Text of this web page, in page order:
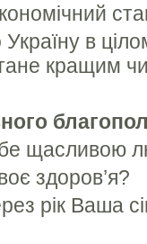
в
кращим
щасливою
здоров’я?
рiк Ваша